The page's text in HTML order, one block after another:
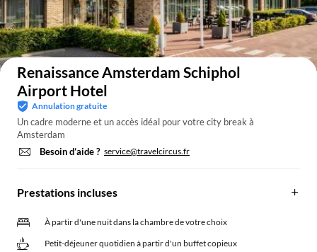
Voir sur la carte
Renaissance Amsterdam Schiphol
Airport Hotel
Annulation gratuite
Un cadre moderne et un accès idéal pour votre city break à
Amsterdam
Besoin d’aide ? service@travelcircus.fr
Prestations incluses
À partir d'une nuit dans la chambre de votre choix
Petit-déjeuner quotidien à partir d'un buffet copieux